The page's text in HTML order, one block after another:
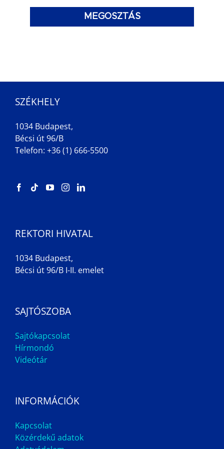
MEGOSZTÁS
SZÉKHELY
1034 Budapest,
Bécsi út 96/B
Telefon: +36 (1) 666-5500
REKTORI HIVATAL
1034 Budapest,
Bécsi út 96/B I-II. emelet
SAJTÓSZOBA
Sajtókapcsolat
Hírmondó
Videótár
INFORMÁCIÓK
Kapcsolat
Közérdekű adatok